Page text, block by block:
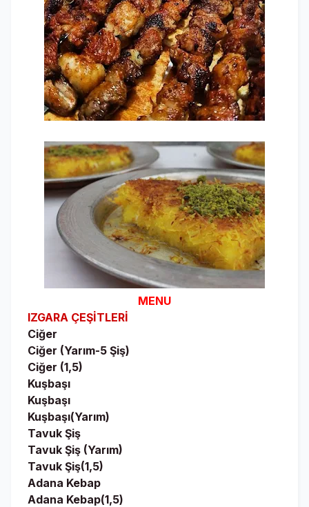
MENU
IZGARA ÇEŞİTLERİ
Ciğer
Ciğer (Yarım-5 Şiş)
Ciğer (1,5)
Kuşbaşı
Kuşbaşı
Kuşbaşı(Yarım)
Tavuk Şiş
Tavuk Şiş (Yarım)
Tavuk Şiş(1,5)
Adana Kebap
Adana Kebap(1,5)